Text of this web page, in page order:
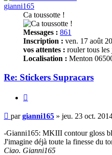
gianni165
Ca toussotte !
Messages : 861
Inscription : ven. 17 août
vos attentes : rouler tous
Localisation : Menton
Re: Stickers Supracars
Message
non
lu
pargianni165 » jeu. 23 oct.
-Gianni165: MKIII contour gloss
J'imagine déjà toute la finesse du
Ciao. Gianni165